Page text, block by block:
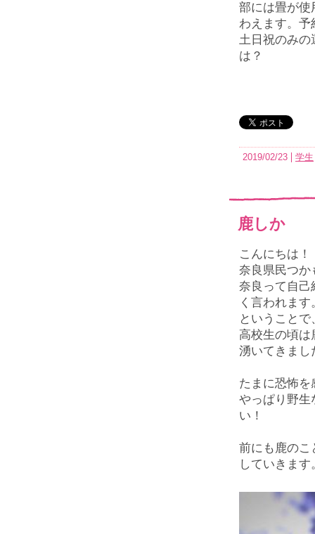
部には畳が使
わえます。予
土日祝のみの
は？
2019/02/23 学生
鹿しか
こんにちは！
奈良県民つか
奈良って自己
く言われます
ということ
高校生の頃は
湧いてきまし
たまに恐怖
やっぱり野生
い！
前にも鹿のこ
していきます